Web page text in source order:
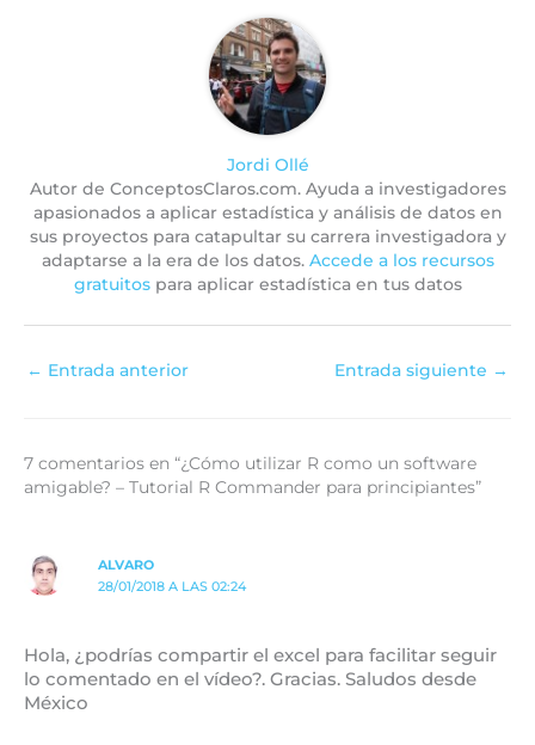
Jordi Ollé
Autor de ConceptosClaros.com. Ayuda a investigadores
apasionados a aplicar estadística y análisis de datos en
sus proyectos para catapultar su carrera investigadora y
adaptarse a la era de los datos. Accede a los recursos
gratuitospara aplicar estadística en tus datos
← Entrada anterior Entrada siguiente →
7 comentarios en “¿Cómo utilizar R como un software
amigable? – Tutorial R Commander para principiantes”
ALVARO
28/01/2018 A LAS 02:24
Hola, ¿podrías compartir el excel para facilitar seguir
lo comentado en el vídeo?. Gracias. Saludos desde
México